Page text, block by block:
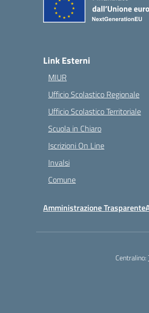
Link Esterni
MIUR
Ufficio Scolastico Regionale
Ufficio Scolastico Territoriale
Scuola in Chiaro
Iscrizioni On Line
Invalsi
Comune
Amministrazione Trasparente
Centralino: